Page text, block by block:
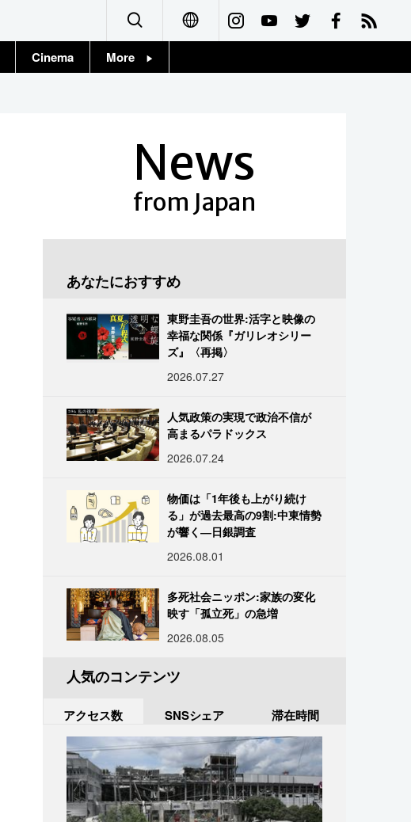
Français
Cinema More
News
from Japan
あなたにおすすめ
東野圭吾の世界:活字と映像の
幸福な関係『ガリレオシリー
ズ』〈再掲〉
2026.07.27
人気政策の実現で政治不信が
高まるパラドックス
2026.07.24
物価は「1年後も上がり続け
る」が過去最高の9割:中東情勢
が響く―日銀調査
2026.08.01
多死社会ニッポン:家族の変化
映す「孤立死」の急増
2026.08.05
人気のコンテンツ
アクセス数 SNSシェア 滞在時間